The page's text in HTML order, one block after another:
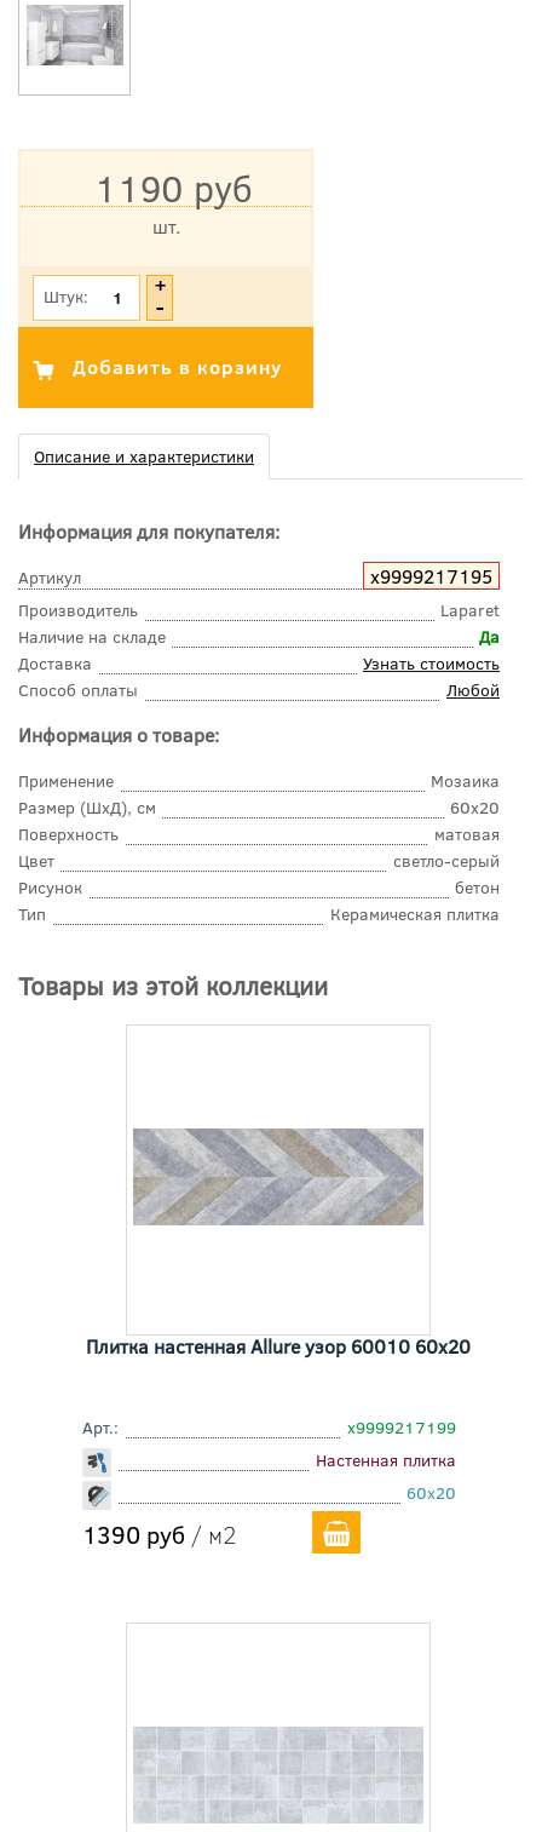
1190 руб
шт.
Штук:
Описание и характеристики
Информация для покупателя:
Артикул х9999217195
Производитель
Laparet
Наличие на складе
Да
Доставка
Узнать стоимость
Способ оплаты
Любой
Информация о товаре:
Применение
Мозаика
Размер (ШхД), см
60x20
Поверхность
матовая
Цвет
светло-серый
Рисунок
бетон
Тип
Керамическая плитка
Товары из этой коллекции
Плитка настенная Allure узор 60010 60x20
Арт.:
х9999217199
Настенная плитка
60x20
1390 руб / м2